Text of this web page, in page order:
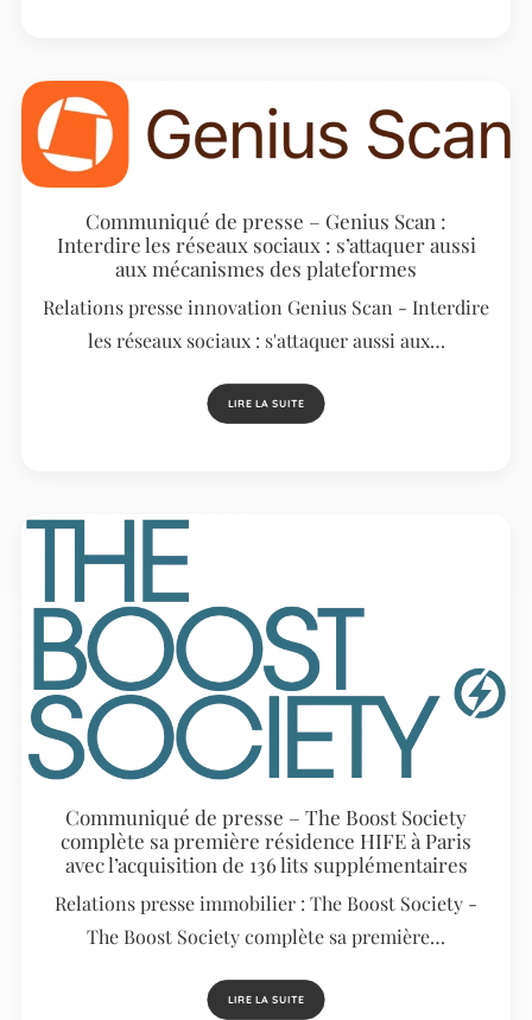
Communiqué de presse – Genius Scan :
Interdire les réseaux sociaux : s’attaquer aussi
aux mécanismes des plateformes
Relations presse innovation Genius Scan - Interdire
les réseaux sociaux : s'attaquer aussi aux…
LIRE LA SUITE
Communiqué de presse – The Boost Society
complète sa première résidence HIFE à Paris
avec l’acquisition de 136 lits supplémentaires
Relations presse immobilier : The Boost Society -
The Boost Society complète sa première…
LIRE LA SUITE